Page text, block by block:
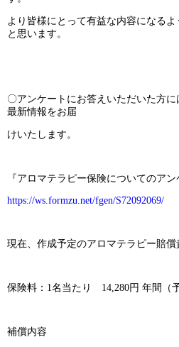
より皆様にとって有益な内容になる
と思います。
〇アンケートにお答えいただいた方に
最新情報をお届
けいたします。
『アロマテラピー保険についてのアン
https://ws.formzu.net/fgen/S72092069/
現在、作成予定のアロマテラピー賠償
保険料：1名当たり 14,280円 年間（予
補償内容